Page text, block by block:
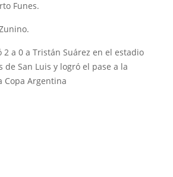
Funes.
2 a 0 a Tristán Suárez en el estadio
de San Luis y logró el pase a la
Copa Argentina